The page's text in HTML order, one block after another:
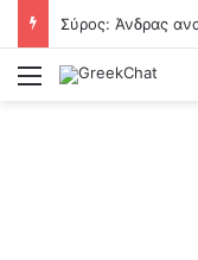
Menu